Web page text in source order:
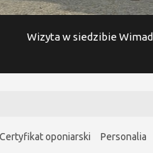
Wizyta w siedzibie Wimad
Certyfikat oponiarski Personalia